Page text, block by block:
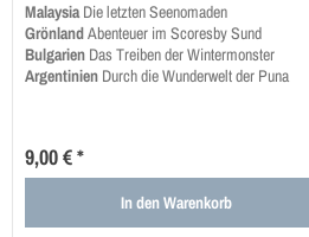
MalaysiaDie letzten Seenomaden
GrönlandAbenteuer im Scoresby Sund
Bulgarien Das Treiben der Wintermonster
Argentinien Durch die Wunderwelt der Puna
9,00 € *
In denWarenkorb